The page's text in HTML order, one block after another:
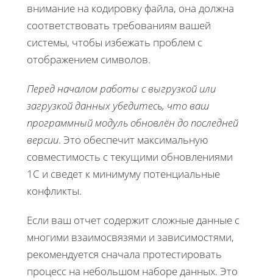
внимание на кодировку файла, она должна
соответствовать требованиям вашей
системы, чтобы избежать проблем с
отображением символов.
Перед началом работы с выгрузкой или
загрузкой данных убедитесь, что ваш
программный модуль обновлён до последней
версии. Это обеспечит максимальную
совместимость с текущими обновлениями
1С и сведет к минимуму потенциальные
конфликты.
Если ваш отчет содержит сложные данные с
многими взаимосвязями и зависимостями,
рекомендуется сначала протестировать
процесс на небольшом наборе данных. Это